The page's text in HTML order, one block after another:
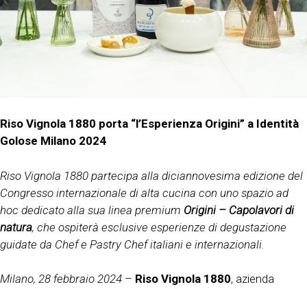
Riso Vignola 1880 porta “l’Esperienza Origini” a Identità
Golose Milano 2024
Riso Vignola 1880 partecipa alla diciannovesima edizione del
Congresso internazionale di alta cucina con uno spazio ad
hoc dedicato alla sua linea premium Origini – Capolavori di
natura, che ospiterà esclusive esperienze di degustazione
guidate da Chef e Pastry Chef italiani e internazionali.
Milano, 28 febbraio 2024 – Riso Vignola 1880, azienda